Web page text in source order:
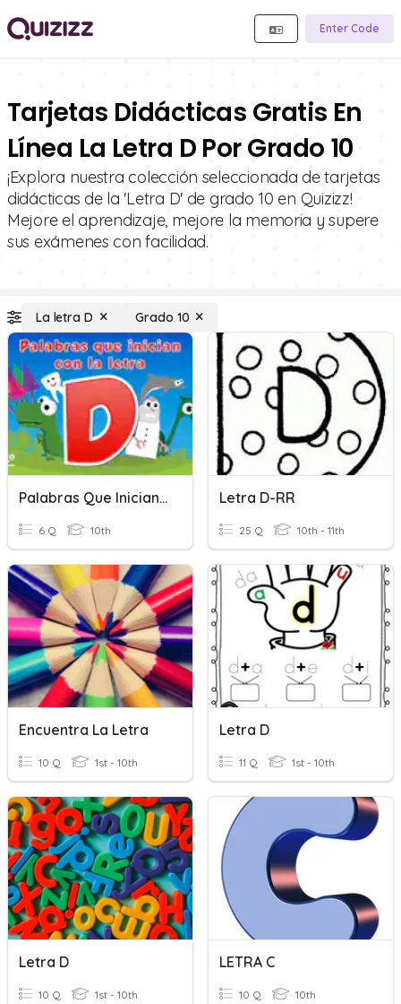
Enter Code
Tarjetas Didácticas Gratis En
Línea La Letra D Por Grado 10
¡Explora nuestra colección seleccionada de tarjetas
didácticas de la 'Letra D' de grado 10 en Quizizz!
Mejore el aprendizaje, mejore la memoria y supere
sus exámenes con facilidad.
La letra D Grado 10
Palabras Que Inician Con La Letra D
6 Q 10th
Letra D-RR
25 Q 10th - 11th
Encuentra La Letra
10 Q 1st - 10th
Letra D
11 Q 1st - 10th
Letra D
10 Q 1st - 10th
LETRA C
10 Q 10th